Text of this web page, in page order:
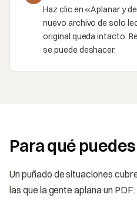
Haz clic en «Aplanar y
nuevo archivo de solo
original queda intacto.
se puede deshacer.
Para qué
Un puñado de situaciones
las que la gente aplana un PDF: